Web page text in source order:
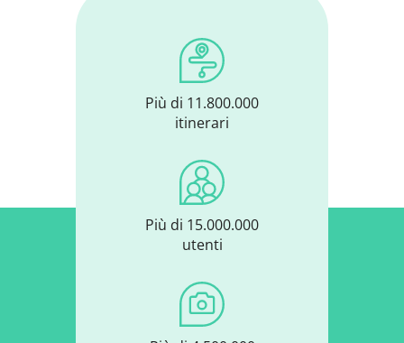
Più di 11.800.000
itinerari
Più di 15.000.000
utenti